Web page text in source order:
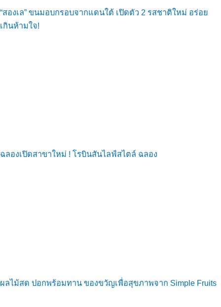
“สองเล” ขนมอบกรอบจากแดนใต้ เปิดตัว 2 รสชาติใหม่ อร่อย
เกินห้ามใจ!
ฉลองเปิดสาขาใหม่ ! โรบินสันไลฟ์สไตล์ ฉลอง
ผลไม้สด ปอกพร้อมทาน ของขวัญเพื่อสุขภาพจาก Simple Fruits